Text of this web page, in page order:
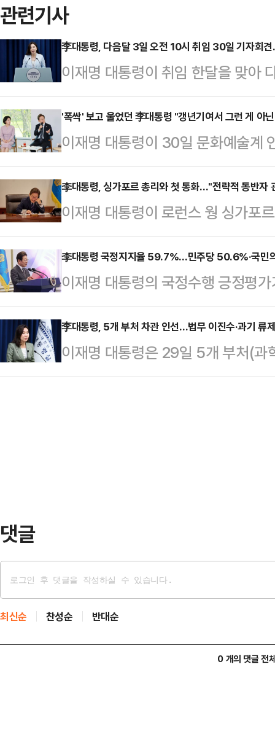
관련기사
李대통령, 다음달 3일 오전 10시 취임 30일 기자회
이재명 대통령이 취임 한달을 맞아
다.강유정 대통령실 대변인은 30일
통령의 30일, 언론이 묻고 국민에
이 소통할 수 있는 타운홀 미팅 형
통령은 통상 첫 기자회견을 취임
관례를 깨고 회견 시기를 대폭 앞당
회문화 등 분야별로 나눠 이뤄질
수위원회 없이…
'폭싹' 보고 울었던 李대통령 "갱년기여서 그런 게 아
이재명 대통령이 30일 문화예술계
안에 대한 대화를 나눴다.이 대통령
라스'에서 토니상 6관왕에 오른 뮤
라마 '폭싹 속았수다'의 김원석 감
라 시네프(시네파운데이션) 1등 상
윤재 발레리노 등을 초대해 이야기
수다'의 팬으로, 시청 도중 눈물을
이 대…
李대통령, 싱가포르 총리와 첫 통화…"전략적 동반자
이재명 대통령이 로런스 웡 싱가포
논의했다.강유정 대통령실 대변인
통령의 취임에 축하 인사를 건넸고,
한다며 협력 의지를 표명했다"고
수교 이래 정치·안보, 경제, 사회·
할 만한 협력의 성과를 이뤄 온 것
올해 한·싱가포르 수교 50주년을
반도…
李대통령 국정지지율 59.7%…민주당 50.6%·국
이재명 대통령의 국정수행 긍정평
나왔다.30일 리얼미터가 에너지
(100%) RDD 자동응답 전화 설문
면, 이 대통령의 국정수행 지지도
것으로 집계됐다. 이 대통령 지지
李대통령, 5개 부처 차관 인선…법무 이진수·과기 류
이재명 대통령은 29일 5개 부처(과
부·보건복지부·국토교통부)의 차
댓글
최신순 찬성순 반대순
0 개의 댓글 전